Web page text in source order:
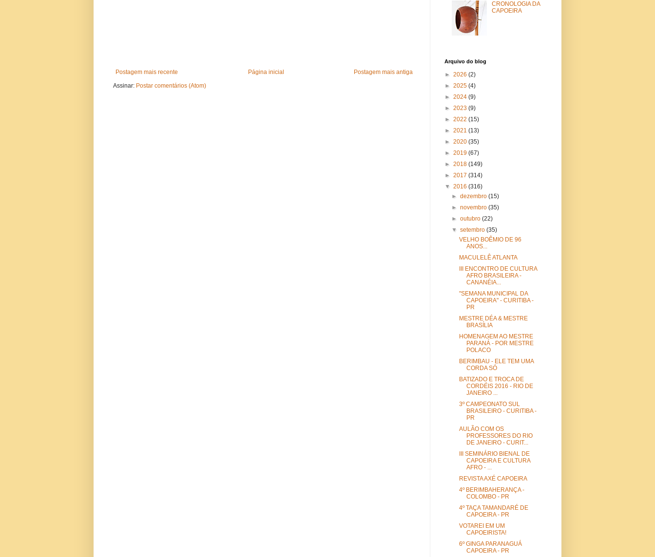
Postagem mais recente Postagem mais antiga
Página inicial
Assinar: Postar comentários (Atom)
CRONOLOGIA DA
CAPOEIRA
Arquivo do blog
► 2026 (2)
► 2025 (4)
► 2024 (9)
► 2023 (9)
► 2022 (15)
► 2021 (13)
► 2020 (35)
► 2019 (67)
► 2018 (149)
► 2017 (314)
▼ 2016 (316)
►dezembro(15)
►novembro(35)
►outubro(22)
▼setembro(35)
VELHO BOÊMIO DE 96
ANOS...
MACULELÊ ATLANTA
III ENCONTRO DE CULTURA
AFRO BRASILEIRA -
CANANÉIA...
"SEMANA MUNICIPAL DA
CAPOEIRA" - CURITIBA -
PR
MESTRE DÉA & MESTRE
BRASÍLIA
HOMENAGEM AO MESTRE
PARANÁ - POR MESTRE
POLACO
BERIMBAU - ELE TEM UMA
CORDA SÓ
BATIZADO E TROCA DE
CORDÉIS 2016 - RIO DE
JANEIRO ...
3º CAMPEONATO SUL
BRASILEIRO - CURITIBA -
PR
AULÃO COM OS
PROFESSORES DO RIO
DE JANEIRO - CURIT...
III SEMINÁRIO BIENAL DE
CAPOEIRA E CULTURA
AFRO - ...
REVISTA AXÉ CAPOEIRA
4º BERIMBAHERANÇA -
COLOMBO - PR
4º TAÇA TAMANDARÉ DE
CAPOEIRA - PR
VOTAREI EM UM
CAPOEIRISTA!
6º GINGA PARANAGUÁ
CAPOEIRA - PR